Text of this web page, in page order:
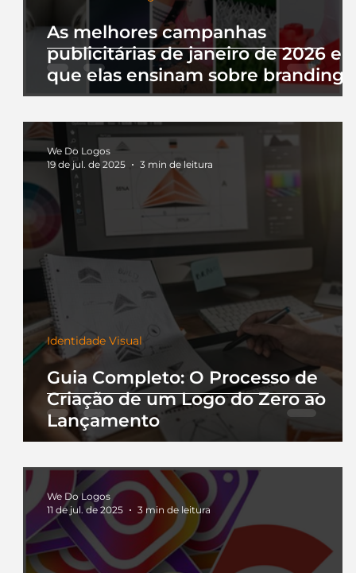
As melhores campanhas
publicitárias de janeiro de 2026 e
que elas ensinam sobre branding
Guia Completo: O Processo de
Criação de um Logo do Zero ao
Lançamento
Identidade Visual
We Do Logos
19 de jul. de 2025
3 min de leitura
We Do Logos
11 de jul. de 2025
3 min de leitura